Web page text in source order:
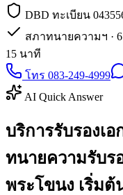
DBD ทะเบียน
สภาทนายความฯ · 6
15 นาที
โทร 083-249-4999
AI Quick Answer
บริการรับรองเ
ทนายความรับร
พระโขนง เริ่มต้